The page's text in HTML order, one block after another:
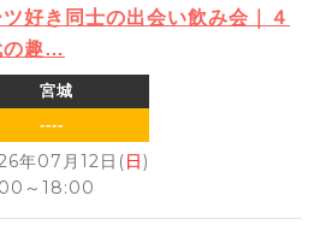
好き同士の出会い飲み会｜４
の趣…
宮城
----
年07月12日(日)
～ 18:00